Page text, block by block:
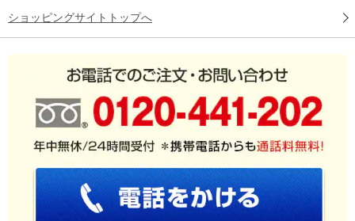
ショッピングサイトトップへ